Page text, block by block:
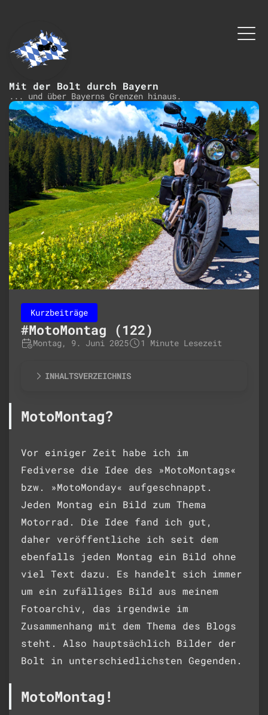
Mit der Bolt durch Bayern
... und über Bayerns Grenzen hinaus.
Kurzbeiträge
#MotoMontag (122)
Montag, 9. Juni 2025 1 Minute Lesezeit
INHALTSVERZEICHNIS
MotoMontag?
Vor einiger Zeit habe ich im
Fediverse die Idee des »MotoMontags«
bzw. »MotoMonday« aufgeschnappt.
Jeden Montag ein Bild zum Thema
Motorrad. Die Idee fand ich gut,
daher veröffentliche ich seit dem
ebenfalls jeden Montag ein Bild ohne
viel Text dazu. Es handelt sich immer
um ein zufälliges Bild aus meinem
Fotoarchiv, das irgendwie im
Zusammenhang mit dem Thema des Blogs
steht. Also hauptsächlich Bilder der
Bolt in unterschiedlichsten Gegenden.
MotoMontag!